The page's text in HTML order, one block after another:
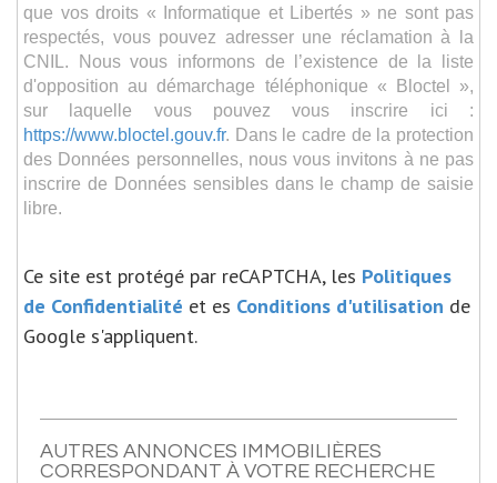
que vos droits « Informatique et Libertés » ne sont pas
respectés, vous pouvez adresser une réclamation à la
CNIL. Nous vous informons de l’existence de la liste
d'opposition au démarchage téléphonique « Bloctel »,
sur laquelle vous pouvez vous inscrire ici :
https://www.bloctel.gouv.fr. Dans le cadre de la protection
des Données personnelles, nous vous invitons à ne pas
inscrire de Données sensibles dans le champ de saisie
libre.
Ce site est protégé par reCAPTCHA, les Politiques
de Confidentialité et es Conditions d'utilisation de
Google s'appliquent.
AUTRES ANNONCES IMMOBILIÈRES
CORRESPONDANT À VOTRE RECHERCHE